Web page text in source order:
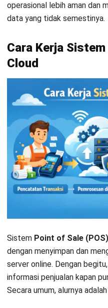
operasional lebih aman dan
data yang tidak semestinya.
Cara Kerja
Cloud
Sistem Point of Sale
dengan menyimpan dan
server online. Dengan
informasi penjualan kapan
Secara umum, alurnya